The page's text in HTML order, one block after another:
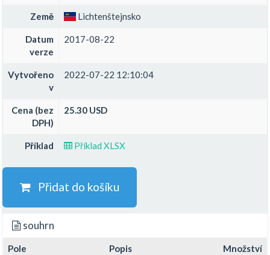
Země Lichtenštejnsko
Datum
verze
2017-08-22
Vytvořeno
v
2022-07-22 12:10:04
Cena (bez
DPH)
25.30 USD
Příklad Příklad XLSX
Přidat do košíku
souhrn
Pole Popis Množství